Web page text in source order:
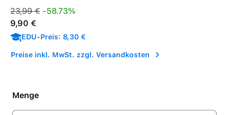
Verkaufspreis:
Regulärer Preis:
23,99 € -58.73%
9,90 €
EDU-Preis: 8,30 €
Preise inkl. MwSt. zzgl. Versandkosten
Menge